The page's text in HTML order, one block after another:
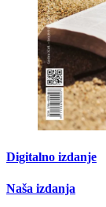
Digitalno izdanje
Naša izdanja